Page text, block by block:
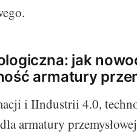
jak
armatury
i IIndustrii 4.0,
armatury